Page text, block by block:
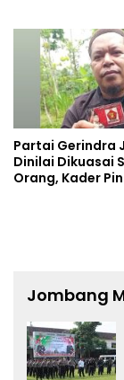
Partai Gerindra
Dinilai Dikuasai
Orang, Kader
Jombang